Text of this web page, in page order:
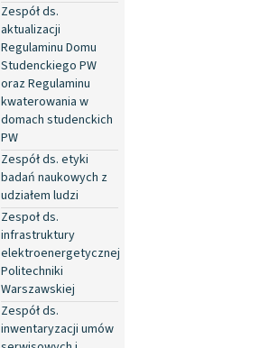
Zespół ds.
aktualizacji
Regulaminu Domu
Studenckiego PW
oraz Regulaminu
kwaterowania w
domach studenckich
PW
Zespół ds. etyki
badań naukowych z
udziałem ludzi
Zespoł ds.
infrastruktury
elektroenergetycznej
Politechniki
Warszawskiej
Zespół ds.
inwentaryzacji umów